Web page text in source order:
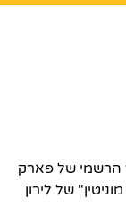
הרשמי של פארק
של לירון